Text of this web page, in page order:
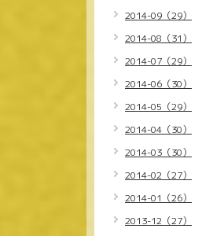
2014-09（29）
2014-08（31）
2014-07（29）
2014-06（30）
2014-05（29）
2014-04（30）
2014-03（30）
2014-02（27）
2014-01（26）
2013-12（27）